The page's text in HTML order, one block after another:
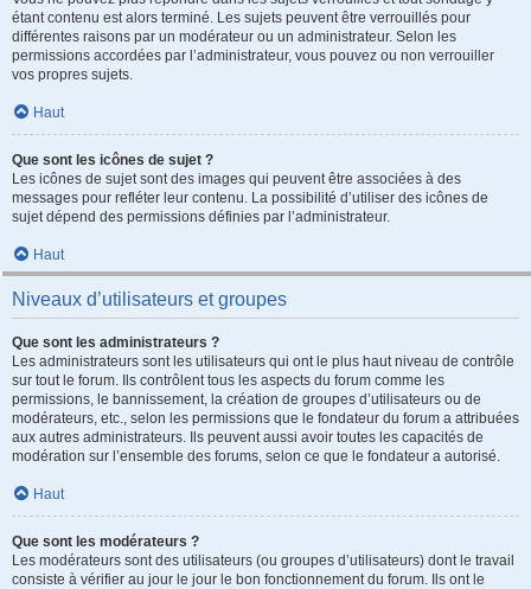
étant contenu est alors terminé. Les sujets peuvent être verrouillés pour
différentes raisons par un modérateur ou un administrateur. Selon les
permissions accordées par l’administrateur, vous pouvez ou non verrouiller
vos propres sujets.
Haut
Que sont les icônes de sujet ?
Les icônes de sujet sont des images qui peuvent être associées à des
messages pour refléter leur contenu. La possibilité d’utiliser des icônes de
sujet dépend des permissions définies par l’administrateur.
Haut
Niveaux d’utilisateurs et groupes
Que sont les administrateurs ?
Les administrateurs sont les utilisateurs qui ont le plus haut niveau de contrôle
sur tout le forum. Ils contrôlent tous les aspects du forum comme les
permissions, le bannissement, la création de groupes d’utilisateurs ou de
modérateurs, etc., selon les permissions que le fondateur du forum a attribuées
aux autres administrateurs. Ils peuvent aussi avoir toutes les capacités de
modération sur l’ensemble des forums, selon ce que le fondateur a autorisé.
Haut
Que sont les modérateurs ?
Les modérateurs sont des utilisateurs (ou groupes d’utilisateurs) dont le travail
consiste à vérifier au jour le jour le bon fonctionnement du forum. Ils ont le